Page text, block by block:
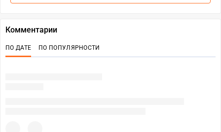
Комментарии
ПО ДАТЕ ПО ПОПУЛЯРНОСТИ